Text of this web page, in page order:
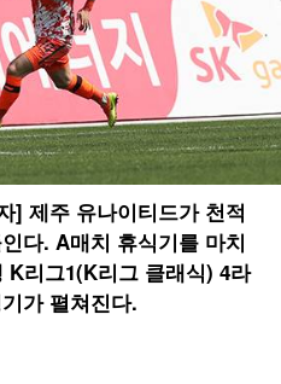
] 제주 유나이티드가 천적
다. A매치 휴식기를 마치
리그1(K리그 클래식) 4라
가 펼쳐진다.